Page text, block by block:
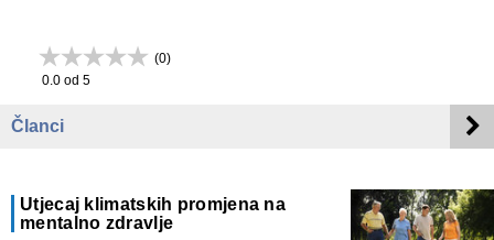
(0)
0.0 od 5
Članci
Utjecaj klimatskih promjena na
mentalno zdravlje